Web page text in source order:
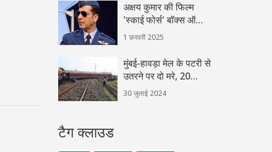
अक्षय कुमार की फिल्म
'स्काई फोर्स' बॉक्स ऑफिस
पर कर रही धमाल, शाहिद
बावजूद मजबूत
1 फ़रवरी 2025
मुंबई-हावड़ा मेल के पटरी से
उतरने पर दो मरे, 20
घायल: झारखंड में हुआ
हादसा
30 जुलाई 2024
टैग क्लाउड